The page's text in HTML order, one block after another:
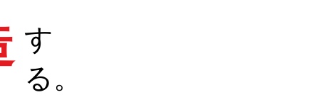
​す
る。